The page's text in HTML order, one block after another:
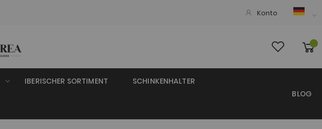
Konto
IBERISCHER SORTIMENT SCHINKENHALTER
BLOG